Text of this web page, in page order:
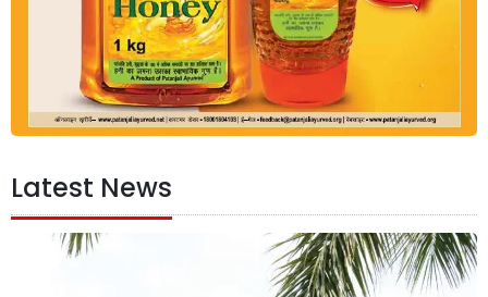
Latest News